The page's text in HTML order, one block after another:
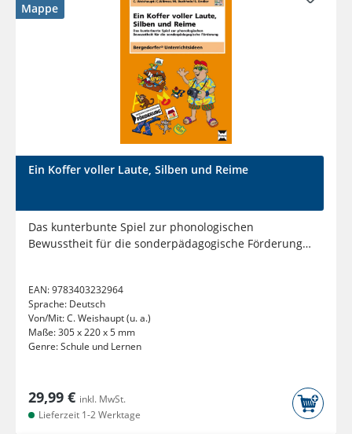
Mappe
Ein Koffer voller Laute, Silben und Reime
Das kunterbunte Spiel zur phonologischen
Bewusstheit für die sonderpädagogische Förderung
EAN:9783403232964
Sprache: Deutsch
Von/Mit:C. Weishaupt (u. a.)
Maße:305 x 220 x 5 mm
Genre:Schule und Lernen
29,99 € inkl. MwSt.
Lieferzeit 1-2 Werktage